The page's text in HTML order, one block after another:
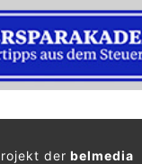
derbelmedia